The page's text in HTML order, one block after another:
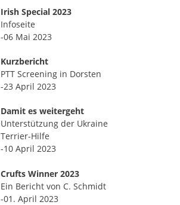
Irish Special 2023
Infoseite
-06 Mai 2023
Kurzbericht
PTT Screening in Dorsten
-23 April 2023
Damit es weitergeht
Unterstützung der Ukraine
Terrier-Hilfe
-10 April 2023
Crufts Winner 2023
Ein Bericht von C. Schmidt
-01. April 2023